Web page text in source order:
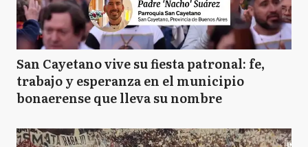
San Cayetano vive su fiesta patronal: fe,
trabajo y esperanza en el municipio
bonaerense que lleva su nombre